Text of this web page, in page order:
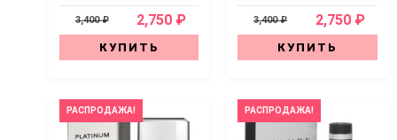
3,400 ₽ 2,750 ₽
КУПИТЬ
3,400 ₽ 2,750 ₽
КУПИТЬ
РАСПРОДАЖА! РАСПРОДАЖА!